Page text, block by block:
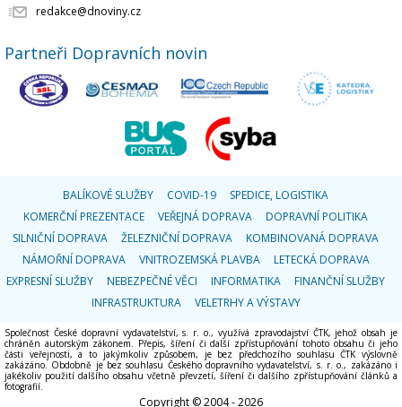
redakce@dnoviny.cz
Partneři Dopravních novin
BALÍKOVÉ SLUŽBY COVID-19
SPEDICE, LOGISTIKA
KOMERČNÍ PREZENTACE
VEŘEJNÁ DOPRAVA
DOPRAVNÍ POLITIKA
SILNIČNÍ DOPRAVA
ŽELEZNIČNÍ DOPRAVA
KOMBINOVANÁ DOPRAVA
NÁMOŘNÍ DOPRAVA
VNITROZEMSKÁ PLAVBA
LETECKÁ DOPRAVA
EXPRESNÍ SLUŽBY
NEBEZPEČNÉ VĚCI INFORMATIKA
FINANČNÍ SLUŽBY
INFRASTRUKTURA
VELETRHY A VÝSTAVY
Společnost České dopravní vydavatelství, s. r. o., využívá zpravodajství ČTK, jehož obsah je
chráněn autorským zákonem. Přepis, šíření či další zpřístupňování tohoto obsahu či jeho
části veřejnosti, a to jakýmkoliv způsobem, je bez předchozího souhlasu ČTK výslovně
zakázáno. Obdobně je bez souhlasu Českého dopravního vydavatelství, s. r. o., zakázáno i
jakékoliv použití dalšího obsahu včetně převzetí, šíření či dalšího zpřístupňování článků a
fotografií.
Copyright © 2004 - 2026